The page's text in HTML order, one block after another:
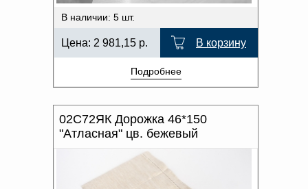
В наличии: 5 шт.
Цена: 2 981,15 р. В корзину
Подробнее
02С72ЯК Дорожка 46*150
"Атласная" цв. бежевый